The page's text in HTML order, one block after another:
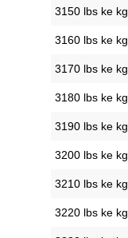
3150 lbs ke kg
3160 lbs ke kg
3170 lbs ke kg
3180 lbs ke kg
3190 lbs ke kg
3200 lbs ke kg
3210 lbs ke kg
3220 lbs ke kg